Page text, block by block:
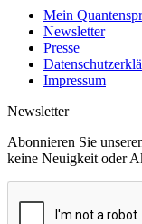
Mein
Newsletter
Presse
Impressum
Newsletter
Abonnieren Sie
keine Neuigkeit oder